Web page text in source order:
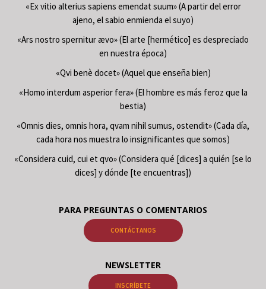
«Ex vitio alterius sapiens emendat suum» (A partir del error
ajeno, el sabio enmienda el suyo)
«Ars nostro spernitur ævo» (El arte [hermético] es despreciado
en nuestra época)
«Qvi benè docet» (Aquel que enseña bien)
«Homo interdum asperior fera» (El hombre es más feroz que la
bestia)
«Omnis dies, omnis hora, qvam nihil sumus, ostendit» (Cada día,
cada hora nos muestra lo insignificantes que somos)
«Considera cuid, cui et qvo» (Considera qué [dices] a quién [se lo
dices] y dónde [te encuentras])
PARA PREGUNTAS O COMENTARIOS
CONTÁCTANOS
NEWSLETTER
INSCRÍBETE